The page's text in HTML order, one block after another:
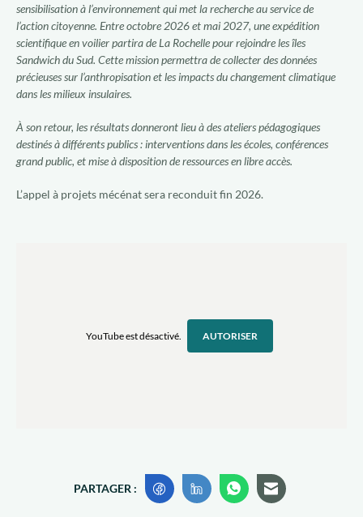
sensibilisation à l’environnement qui met la recherche au service de
l’action citoyenne. Entre octobre 2026 et mai 2027, une expédition
scientifique en voilier partira de La Rochelle pour rejoindre les îles
Sandwich du Sud. Cette mission permettra de collecter des données
précieuses sur l’anthropisation et les impacts du changement climatique
dans les milieux insulaires.
À son retour, les résultats donneront lieu à des ateliers pédagogiques
destinés à différents publics : interventions dans les écoles, conférences
grand public, et mise à disposition de ressources en libre accès.
L’appel à projets mécénat sera reconduit fin 2026.
YouTube est désactivé. AUTORISER
PARTAGER :